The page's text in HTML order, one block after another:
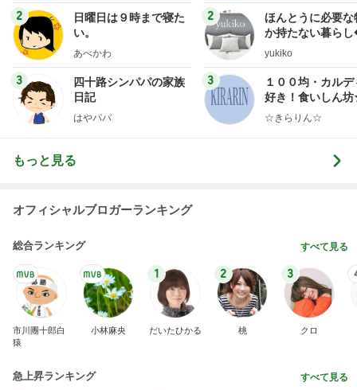
2
日曜日は９時まで寝た
い。
あべかわ
3
四十路シンパパの家族
日記
はやパパ
2
ほんとうに必要な
か持たない暮ら
ep Life Simple◆
yukiko
3
１００均・カルデ
好き！食いしん
らりん☆のブログ
☆きらりん☆
もっと見る
オフィシャルブロガーランキング
総合ランキング すべて見る
市川團十郎白
猿
小林麻央
1
だいたひかる
2
桃
3
クロ
急上昇ランキング すべて見る